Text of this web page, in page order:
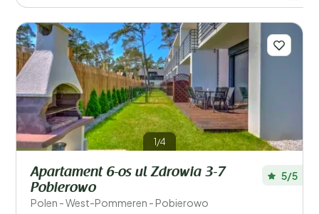
1/4
Apartament 6-os ul Zdrowia 3-7
Pobierowo
Polen - West-Pommeren - Pobierowo
5/5